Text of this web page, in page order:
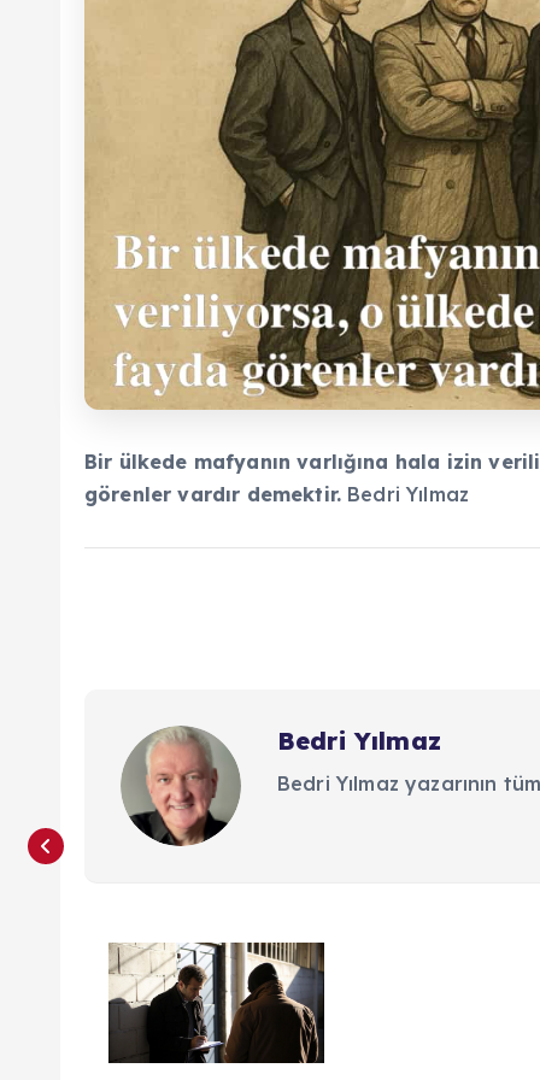
Bir ülkede mafyanın varlığına hala izin
görenler vardır demektir. Bedri Yılmaz
Bedri Yılmaz
Bedri Yılmaz yazarının
Y
a